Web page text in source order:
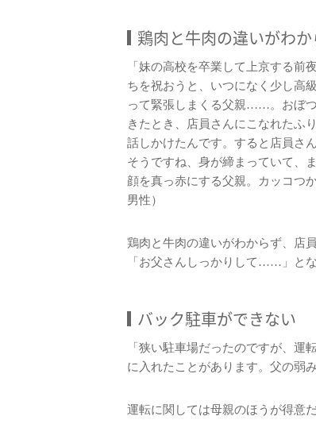
鶏肉と牛肉の違いがわ
「妹の高校を卒業して上京する前
ちを祝おうと、いつになく少し高
って緊張しまくる父親……。おぼ
きたとき、店員さんにこなれたふ
話しかけたんです。すると店員さ
そうですね、身が締まっていて、
顔を真っ赤にする父親。カッコつ
男性）
鶏肉と牛肉の違いがわからず、店
「お父さんしっかりして……」とな
バック駐車ができない
「狭い駐車場だったのですが、運
に入れたことがあります。父の弱
運転に関しては母親のほうが得意